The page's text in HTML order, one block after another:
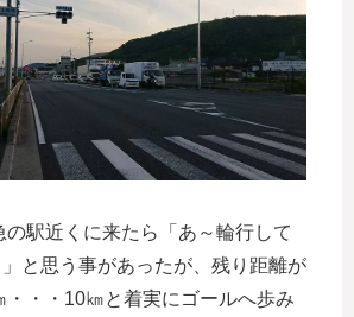
駅近くに来たら「あ～輪行して
と思う事があったが、残り距離が
・・・10㎞と着実にゴールへ歩み